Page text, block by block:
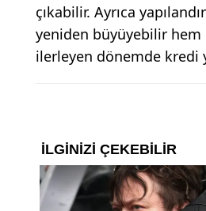
çıkabilir. Ayrıca
yeniden büyüyebilir
ilerleyen dönemde kredi